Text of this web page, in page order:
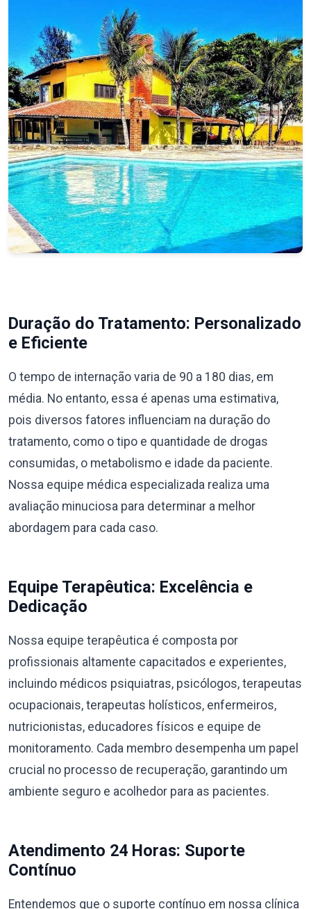
Duração do Tratamento: Personalizado
e Eficiente
O tempo de internação varia de 90 a 180 dias, em
média. No entanto, essa é apenas uma estimativa,
pois diversos fatores influenciam na duração do
tratamento, como o tipo e quantidade de drogas
consumidas, o metabolismo e idade da paciente.
Nossa equipe médica especializada realiza uma
avaliação minuciosa para determinar a melhor
abordagem para cada caso.
Equipe Terapêutica: Excelência e
Dedicação
Nossa equipe terapêutica é composta por
profissionais altamente capacitados e experientes,
incluindo médicos psiquiatras, psicólogos, terapeutas
ocupacionais, terapeutas holísticos, enfermeiros,
nutricionistas, educadores físicos e equipe de
monitoramento. Cada membro desempenha um papel
crucial no processo de recuperação, garantindo um
ambiente seguro e acolhedor para as pacientes.
Atendimento 24 Horas: Suporte
Contínuo
Entendemos que o suporte contínuo em nossa clínica